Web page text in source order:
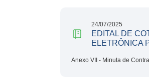
24/07/2025
EDITAL DE
ELETRÔNICA
Anexo VII - Minuta de